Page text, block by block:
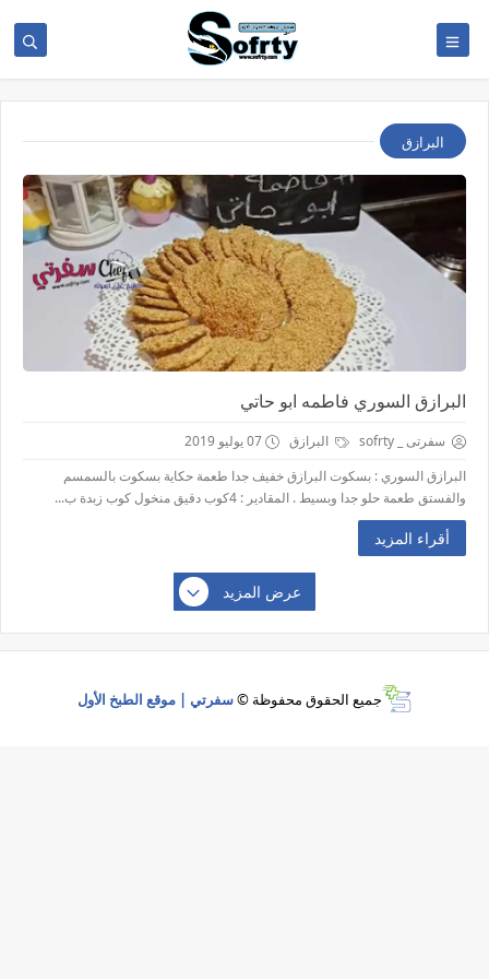
البرازق
البرازق السوري فاطمه ابو حاتي
سفرتى _ sofrty البرازق
07 يوليو 2019
البرازق السوري : بسكوت البرازق خفيف جدا طعمة حكاية بسكوت بالسمسم
والفستق طعمة حلو جدا وبسيط . المقادير : 4كوب دقيق منخول كوب زبدة ب...
أقراء المزيد
عرض المزيد
جميع الحقوق محفوظة ©سفرتي | موقع الطبخ الأول